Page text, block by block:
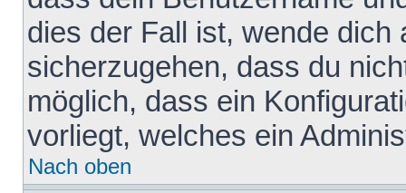
dies der Fall ist, wende dich
sicherzugehen, dass du
möglich, dass ein
vorliegt, welches ein
Nach oben